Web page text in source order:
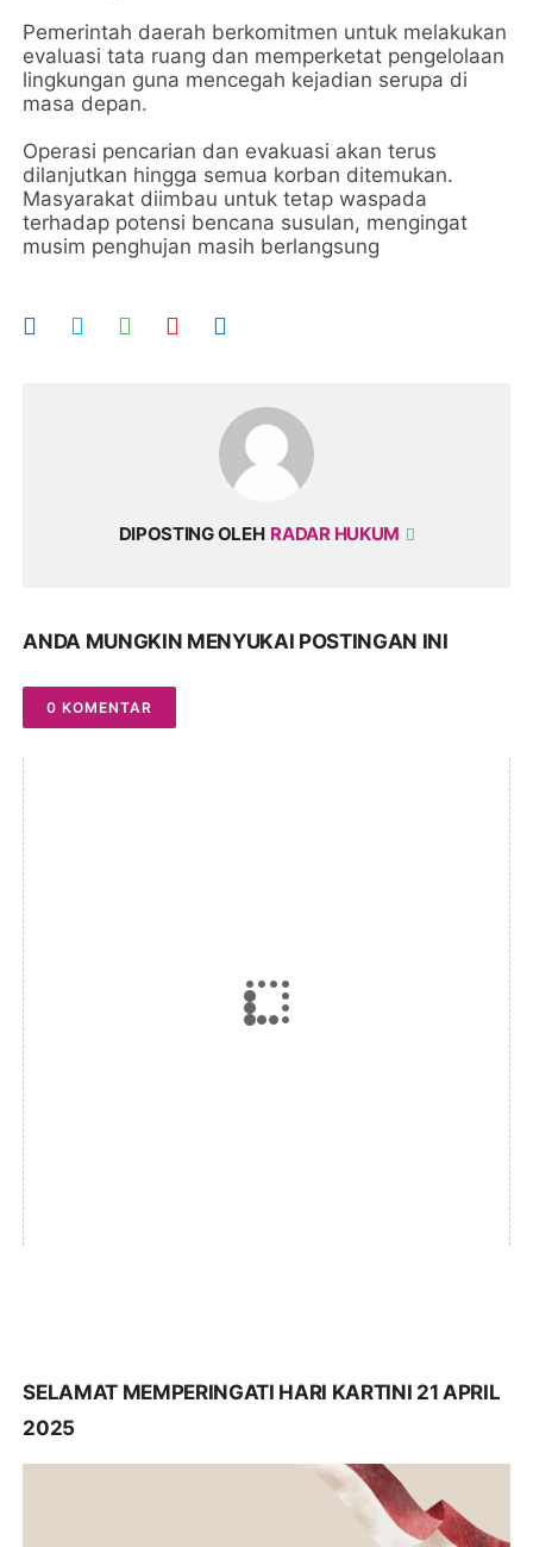
Pemerintah daerah berkomitmen untuk melakukan
evaluasi tata ruang dan memperketat pengelolaan
lingkungan guna mencegah kejadian serupa di
masa depan.
Operasi pencarian dan evakuasi akan terus
dilanjutkan hingga semua korban ditemukan.
Masyarakat diimbau untuk tetap waspada
terhadap potensi bencana susulan, mengingat
musim penghujan masih berlangsung
DIPOSTING OLEH RADAR HUKUM
ANDA MUNGKIN MENYUKAI POSTINGAN INI
0 KOMENTAR
SELAMAT MEMPERINGATI HARI KARTINI 21 APRIL
2025